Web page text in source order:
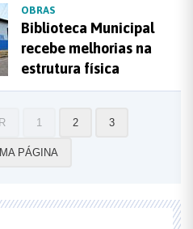
OBRAS
Biblioteca Municipal
recebe melhorias na
estrutura física
1 2 3
PÁGINA